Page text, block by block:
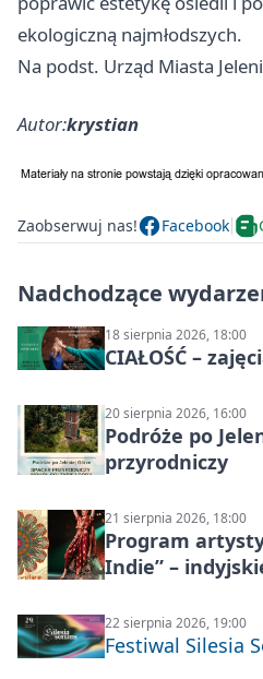
ekologiczną najmłodszych.
Na podst. Urząd Miasta
Autor:krystian
Zaobserwuj nas! Facebook
Nadchodzące
18 sierpnia 2026, 18:00
CIAŁOŚĆ –
20 sierpnia 2026, 16:00
Podróże po
przyrodniczy
21 sierpnia 2026, 18:00
Program
Indie” –
22 sierpnia 2026, 19:00
Festiwal Silesia